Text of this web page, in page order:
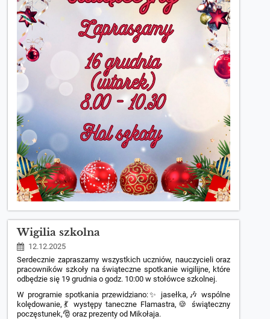
Wigilia szkolna
12.12.2025
Serdecznie zapraszamy wszystkich uczniów, nauczycieli oraz
pracowników szkoły na świąteczne spotkanie wigilijne, które
odbędzie się 19 grudnia o godz. 10:00 w stołówce szkolnej.
W programie spotkania przewidziano:✨ jasełka,🎶 wspólne
kolędowanie,💃 występy taneczne Flamastra,🍪 świąteczny
poczęstunek,🎅 oraz prezenty od Mikołaja.